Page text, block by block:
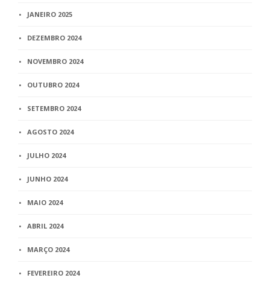
JANEIRO 2025
DEZEMBRO 2024
NOVEMBRO 2024
OUTUBRO 2024
SETEMBRO 2024
AGOSTO 2024
JULHO 2024
JUNHO 2024
MAIO 2024
ABRIL 2024
MARÇO 2024
FEVEREIRO 2024